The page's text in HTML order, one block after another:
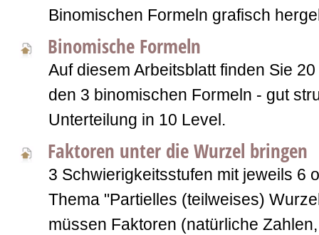
Binomischen Formeln grafisch
Binomische Formeln
Auf diesem Arbeitsblatt finden Sie
den 3 binomischen Formeln - gut
Unterteilung in 10 Level.
Faktoren unter die Wurzel bringen
3 Schwierigkeitsstufen mit jeweils 6
Thema "Partielles (teilweises)
müssen Faktoren (natürliche